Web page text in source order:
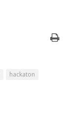
hackaton